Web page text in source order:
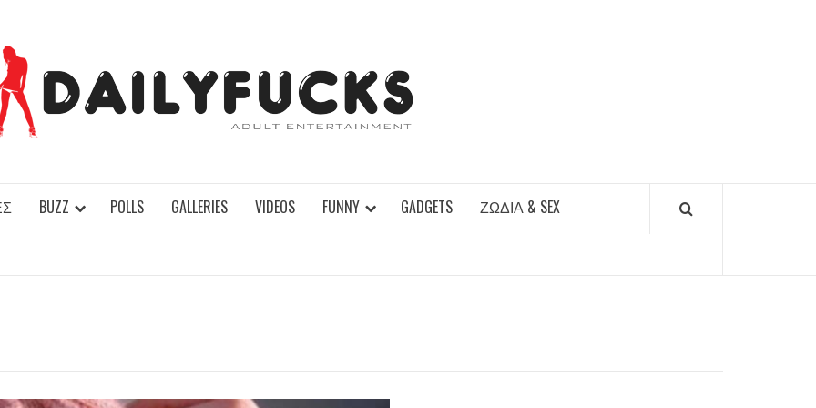
BUZZ POLLS GALLERIES VIDEOS FUNNY GADGETS ΖΏΔΙΑ & SEX